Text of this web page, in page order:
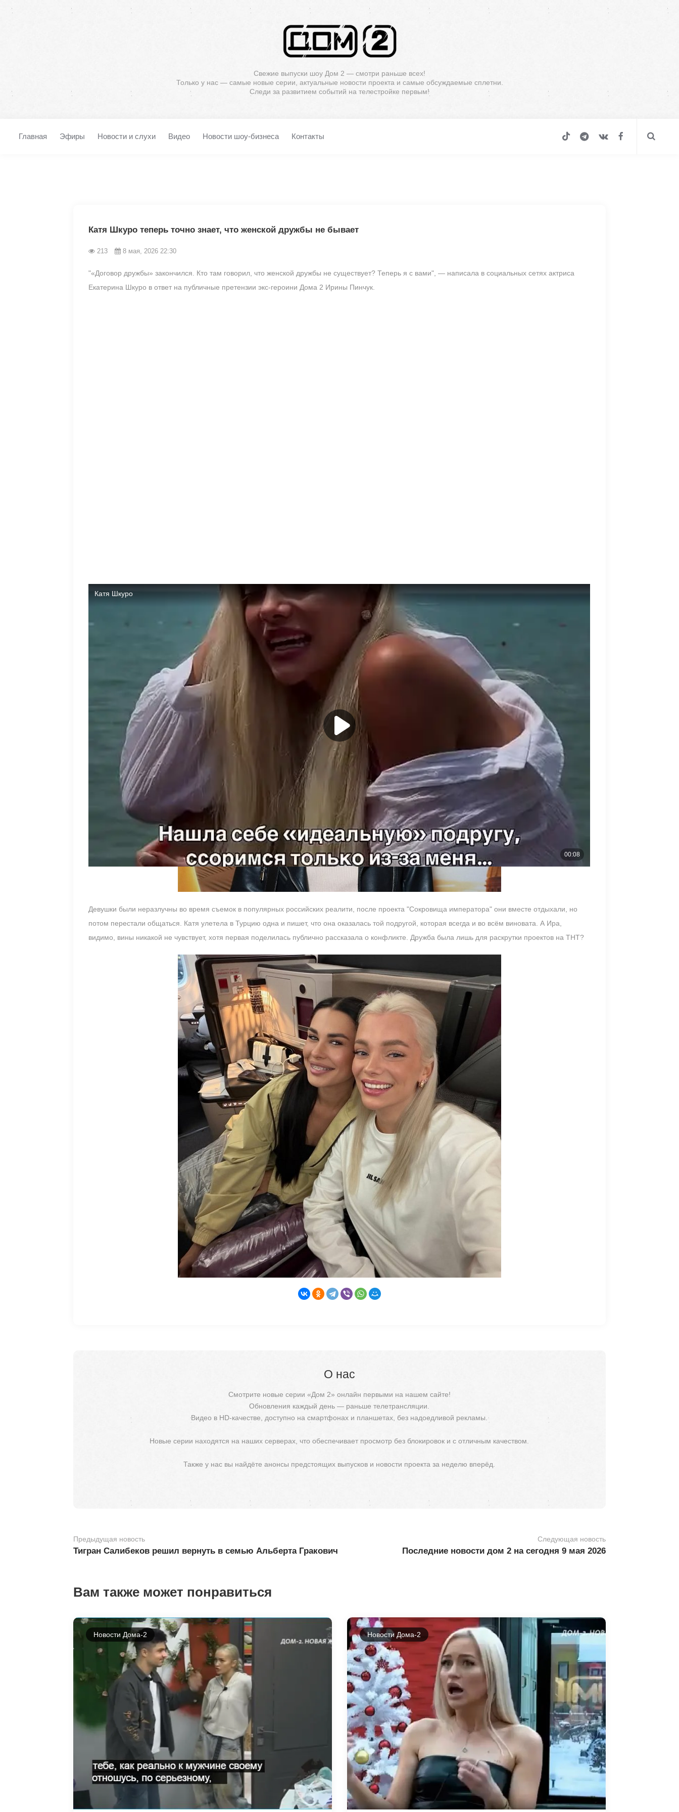
Свежие выпуски шоу Дом 2 — смотри раньше всех!
Только у нас — самые новые серии, актуальные новости проекта и самые обсуждаемые сплетни.
Следи за развитием событий на телестройке первым!
Главная Эфиры Новости и слухи Видео Новости шоу-бизнеса Контакты
Катя Шкуро теперь точно знает, что женской дружбы не бывает
213 8 мая, 2026 22:30
"«Договор дружбы» закончился. Кто там говорил, что женской дружбы не существует? Теперь я с вами", — написала в социальных сетях актриса
Екатерина Шкуро в ответ на публичные претензии экс-героини Дома 2 Ирины Пинчук.
Ранее мы рассказывали про интервью Пинчук, которая обвинила подругу в предательстве. Судя по намёкам Шкуро, Пинчук относилась к их дружбе
больше как к договоренностям, многие из которых нарушать нельзя. Дружба перестала быть выгодной или неактуальной и Пинчук "слила" подружку?
Девушки были неразлучны во время съемок в популярных российских реалити, после проекта "Сокровища императора" они вместе отдыхали, но
потом перестали общаться. Катя улетела в Турцию одна и пишет, что она оказалась той подругой, которая всегда и во всём виновата. А Ира,
видимо, вины никакой не чувствует, хотя первая поделилась публично рассказала о конфликте. Дружба была лишь для раскрутки проектов на ТНТ?
О нас
Смотрите новые серии «Дом 2» онлайн первыми на нашем сайте!
Обновления каждый день — раньше телетрансляции.
Видео в HD-качестве, доступно на смартфонах и планшетах, без надоедливой рекламы.
Новые серии находятся на наших серверах, что обеспечивает просмотр без блокировок и с отличным качеством.
Также у нас вы найдёте анонсы предстоящих выпусков и новости проекта за неделю вперёд.
Предыдущая новость
Тигран Салибеков решил вернуть в семью Альберта Гракович
Следующая новость
Последние новости дом 2 на сегодня 9 мая 2026
Вам также может понравиться
Новости Дома-2 Новости Дома-2